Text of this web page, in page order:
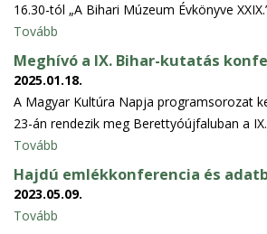
16.30-tól „A Bihari Múzeum Évkönyve
Tovább
Meghívó a IX. Bihar-kutatás
2025.01.18.
A Magyar Kultúra Napja programsorozat
23-án rendezik meg Berettyóújfaluban a
Tovább
Hajdú emlékkonferencia és
2023.05.09.
Tovább